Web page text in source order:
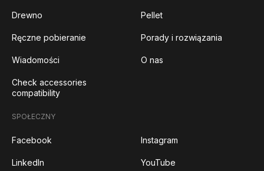
Drewno Pellet
Ręczne pobieranie Porady i rozwiązania
Wiadomości O nas
Check accessories
compatibility
SPOŁECZNY
Facebook Instagram
LinkedIn YouTube